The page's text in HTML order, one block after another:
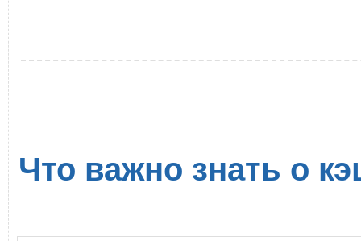
Что важно знать о